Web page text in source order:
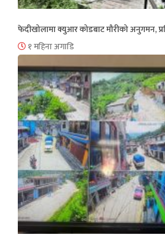
फेदीखोलामा क्युआर कोडबाट मौरीको अनुगमन,
१ महिना अगाडि